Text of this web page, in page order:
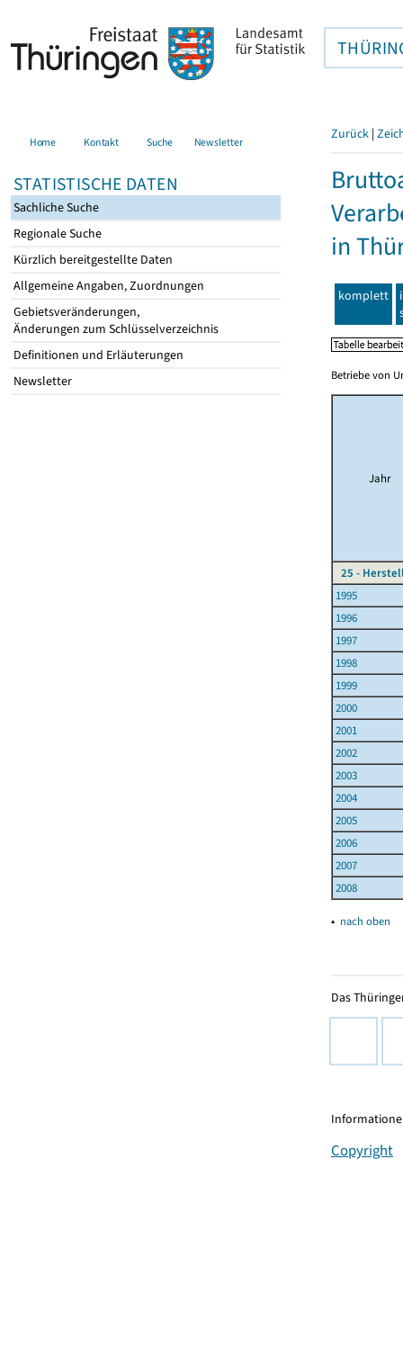
Home Kontakt Suche Newsletter
STATISTISCHE DATEN
Sachliche Suche
Regionale Suche
Kürzlich bereitgestellte Daten
Allgemeine Angaben, Zuordnungen
Gebietsveränderungen,
Änderungen zum Schlüsselverzeichnis
Definitionen und Erläuterungen
Newsletter
Zurück |
in
komplett
Betriebe von
Jahr
25 -
1995
1996
1997
1998
1999
2000
2001
2002
2003
2004
2005
2006
2007
2008
▴ nach oben
Das
Copyright